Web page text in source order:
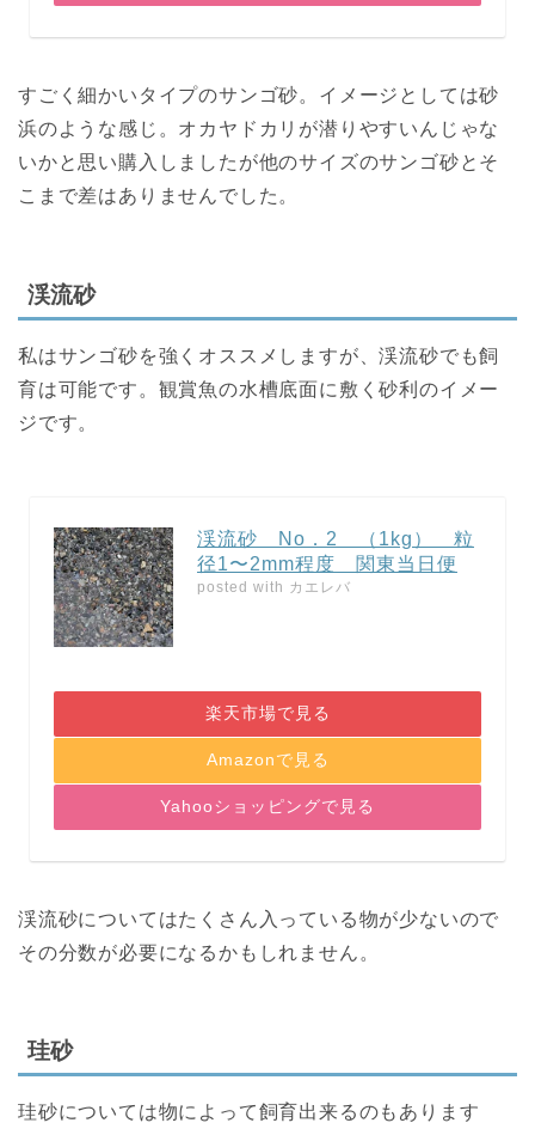
すごく細かいタイプのサンゴ砂。イメージとしては砂
浜のような感じ。 オカヤドカリが潜りやすいんじゃな
いかと思い購入しましたが他のサイズのサンゴ砂とそ
こまで差はありませんでした。
渓流砂
私はサンゴ砂を強くオススメしますが、渓流砂でも飼
育は可能です。観賞魚の水槽底面に敷く砂利のイメー
ジです。
渓流砂 No．2 （1kg） 粒
径1〜2mm程度 関東当日便
posted with カエレバ
楽天市場で見る
Amazonで見る
Yahooショッピングで見る
渓流砂についてはたくさん入っている物が少ないので
その分数が必要になるかもしれません。
珪砂
珪砂については物によって飼育出来るのもあります